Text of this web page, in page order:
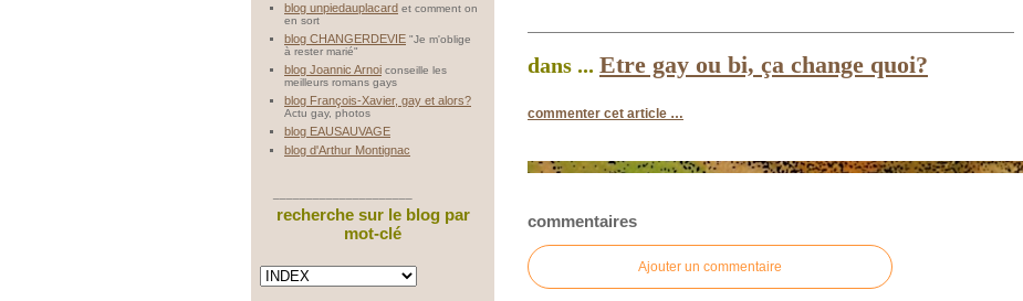
blog unpiedauplacard et comment on
en sort
blog CHANGERDEVIE "Je m'oblige
à rester marié"
blog Joannic Arnoi conseille les
meilleurs romans gays
blog François-Xavier, gay et alors?
Actu gay, photos
blog EAUSAUVAGE
blog d'Arthur Montignac
recherche sur le blog par
mot-clé
dans ... Etre gay ou bi, ça change quoi?
commenter cet article …
commentaires
Ajouter un commentaire